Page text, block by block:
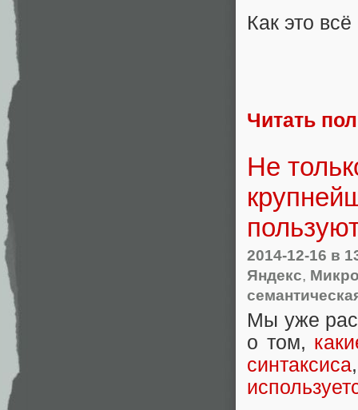
Как это
Читать
Не
2014-12-16 в
Яндекс,
Мы уже
о том,
синтаксиса